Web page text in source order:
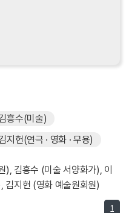
흥수(미술)
지헌(연극 · 영화 · 무용)
), 김흥수 (미술 서양화가), 이
김지헌 (영화 예술원회원)
1